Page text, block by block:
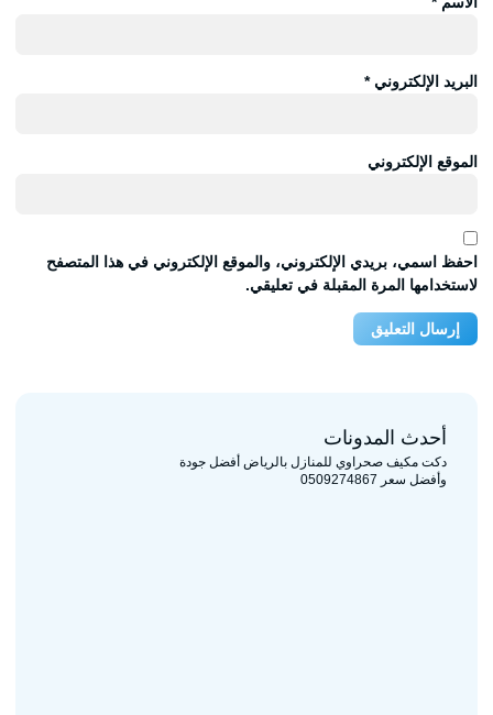
البريد الإلكتروني*
الموقع الإلكتروني
احفظ اسمي، بريدي الإلكتروني، والموقع الإلكتروني في هذا المتصفح
لاستخدامها المرة المقبلة في تعليقي.
أحدث المدونات
دكت مكيف صحراوي للمنازل بالرياض أفضل جودة
وأفضل سعر 0509274867